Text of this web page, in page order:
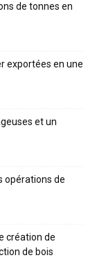
de tonnes en
exportées en une
et un
opérations de
création de
de bois